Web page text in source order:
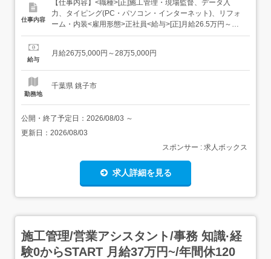
仕事内容
【仕事内容】<職種>[正]施工管理・現場監督、データ入
力、タイピング(PC・パソコン・インターネット)、リフォ
ーム・内装<雇用形態>正社員<給与>[正]月給26.5万円～
28.5万円交通費:全額支給 試用期間3ヶ月(雇用形態は本採用
月目(給与が異なる)2～3ヵ月目東京1ヵ月目:月給23.9万円
給与
月給26万5,000円～28万5,000円
勤務地
千葉県 銚子市
公開・終了予定日： 2026/08/03 ～
更新日： 2026/08/03
スポンサー : 求人ボックス
求人詳細を見る
施工管理/営業アシスタント/事務 知識·経
験0からSTART 月給37万円~/年間休120